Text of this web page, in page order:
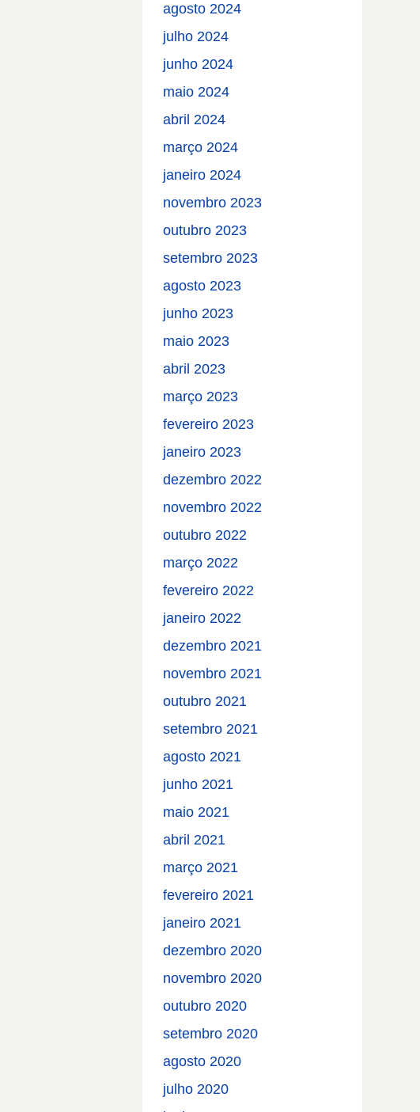
agosto 2024
julho 2024
junho 2024
maio 2024
abril 2024
março 2024
janeiro 2024
novembro 2023
outubro 2023
setembro 2023
agosto 2023
junho 2023
maio 2023
abril 2023
março 2023
fevereiro 2023
janeiro 2023
dezembro 2022
novembro 2022
outubro 2022
março 2022
fevereiro 2022
janeiro 2022
dezembro 2021
novembro 2021
outubro 2021
setembro 2021
agosto 2021
junho 2021
maio 2021
abril 2021
março 2021
fevereiro 2021
janeiro 2021
dezembro 2020
novembro 2020
outubro 2020
setembro 2020
agosto 2020
julho 2020